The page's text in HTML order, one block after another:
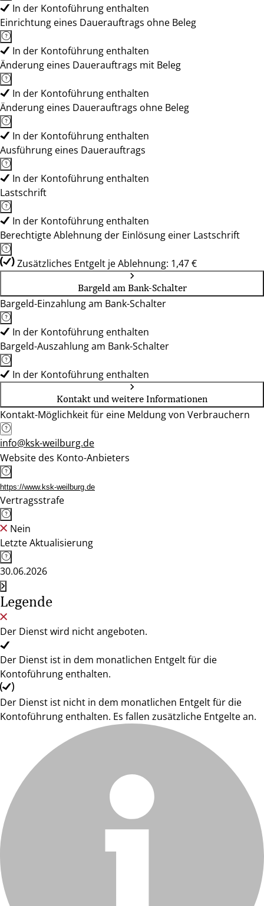
In der Kontoführung enthalten
Einrichtung eines Dauerauftrags ohne Beleg
In der Kontoführung enthalten
Änderung eines Dauerauftrags mit Beleg
In der Kontoführung enthalten
Änderung eines Dauerauftrags ohne Beleg
In der Kontoführung enthalten
Ausführung eines Dauerauftrags
In der Kontoführung enthalten
Lastschrift
In der Kontoführung enthalten
Berechtigte Ablehnung der Einlösung einer Lastschrift
Zusätzliches Entgelt je Ablehnung: 1,47 €
Bargeld am Bank-Schalter
Bargeld-Einzahlung am Bank-Schalter
In der Kontoführung enthalten
Bargeld-Auszahlung am Bank-Schalter
In der Kontoführung enthalten
Kontakt und weitere Informationen
Kontakt-Möglichkeit für eine Meldung von Verbrauchern
info@ksk-weilburg.de
Website des Konto-Anbieters
https://www.ksk-weilburg.de
Vertragsstrafe
Nein
Letzte Aktualisierung
30.06.2026
Legende
Der Dienst wird nicht angeboten.
Der Dienst ist in dem monatlichen Entgelt für die
Kontoführung enthalten.
Der Dienst ist nicht in dem monatlichen Entgelt für die
Kontoführung enthalten. Es fallen zusätzliche Entgelte an.